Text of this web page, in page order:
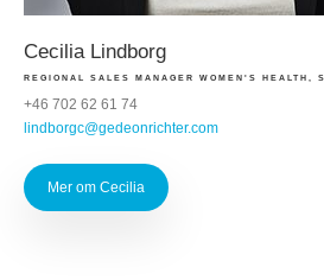
Cecilia Lindborg
REGIONAL SALES MANAGER WOMEN'S HEALTH,
+46 702 62 61 74
lindborgc@gedeonrichter.com
Mer om Cecilia